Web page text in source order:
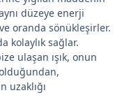
düzeye enerji
oranda sönükleşirler.
kolaylık sağlar.
ulaşan ışık, onun
olduğundan,
uzaklığı